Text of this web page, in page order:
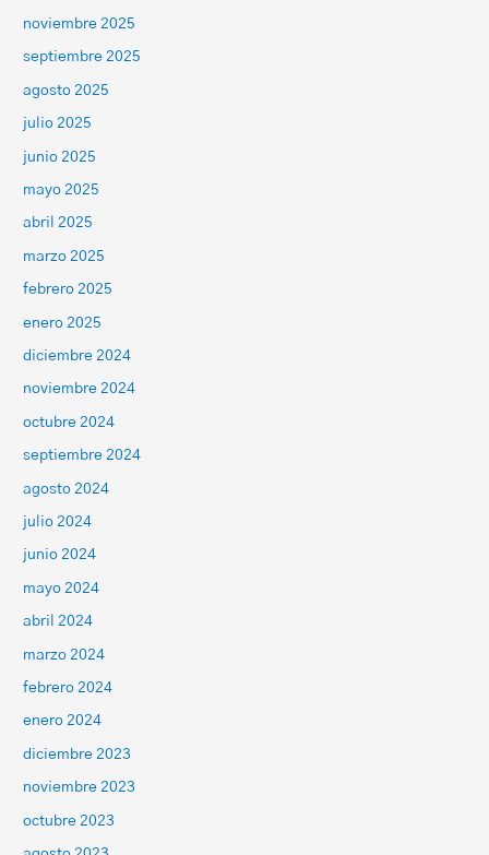
noviembre 2025
septiembre 2025
agosto 2025
julio 2025
junio 2025
mayo 2025
abril 2025
marzo 2025
febrero 2025
enero 2025
diciembre 2024
noviembre 2024
octubre 2024
septiembre 2024
agosto 2024
julio 2024
junio 2024
mayo 2024
abril 2024
marzo 2024
febrero 2024
enero 2024
diciembre 2023
noviembre 2023
octubre 2023